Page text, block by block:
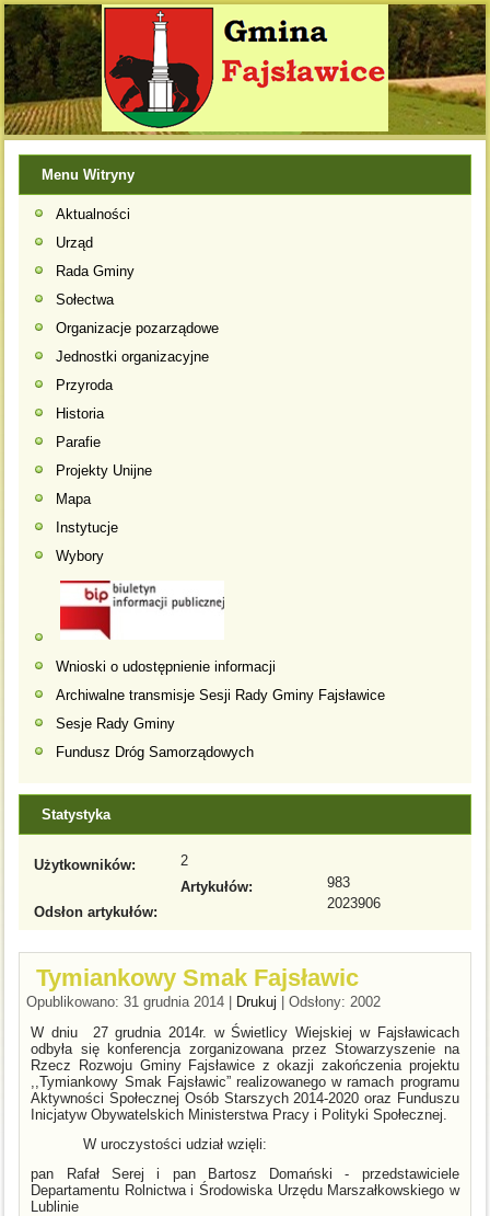
Menu Witryny
Aktualności
Urząd
Rada Gminy
Sołectwa
Organizacje pozarządowe
Jednostki organizacyjne
Przyroda
Historia
Parafie
Projekty Unijne
Mapa
Instytucje
Wybory
Wnioski o udostępnienie informacji
Archiwalne transmisje Sesji Rady Gminy Fajsławice
Sesje Rady Gminy
Fundusz Dróg Samorządowych
Statystyka
Użytkowników:
2
Artykułów:
983
Odsłon artykułów:
2023906
Tymiankowy Smak Fajsławic
Opublikowano: 31 grudnia 2014 | Drukuj |Odsłony: 2002
W dniu
27 grudnia 2014r. w Świetlicy Wiejskiej w Fajsławicach
odbyła się konferencja zorganizowana przez Stowarzyszenie na
Rzecz Rozwoju Gminy Fajsławice z okazji zakończenia projektu
,,Tymiankowy Smak Fajsławic” realizowanego w ramach programu
Aktywności Społecznej Osób Starszych 2014-2020 oraz Funduszu
Inicjatyw Obywatelskich Ministerstwa Pracy i Polityki Społecznej.
W uroczystości udział wzięli:
pan Rafał Serej i pan Bartosz Domański - przedstawiciele
Departamentu Rolnictwa i Środowiska Urzędu Marszałkowskiego w
Lublinie